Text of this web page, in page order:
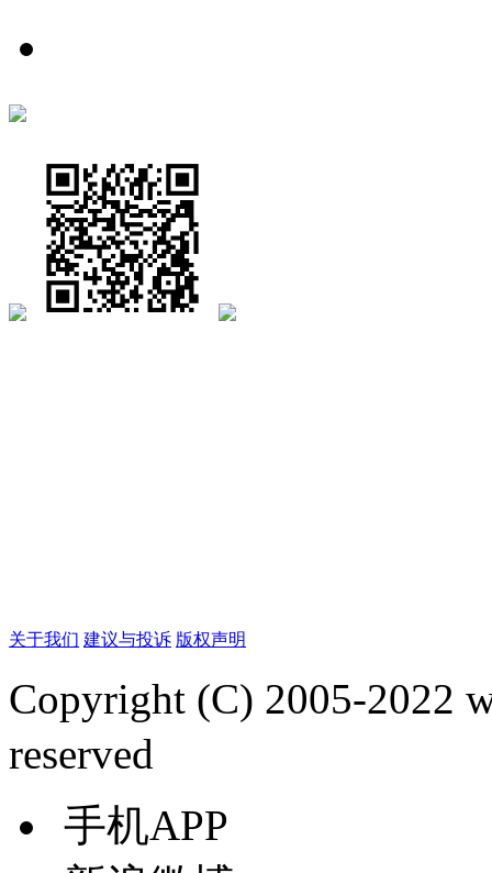
关于我们 建议与投诉 版权声明
Copyright (C) 2005-2022
reserved
手机APP